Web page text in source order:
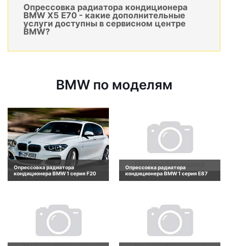
Опрессовка радиатора кондиционера
BMW X5 E70 - какие дополнительные
услуги доступны в сервисном центре
BMW?
BMW по моделям
Опрессовка радиатора
кондиционера BMW 1 серия F20
Опрессовка радиатора
кондиционера BMW 1 серия E87